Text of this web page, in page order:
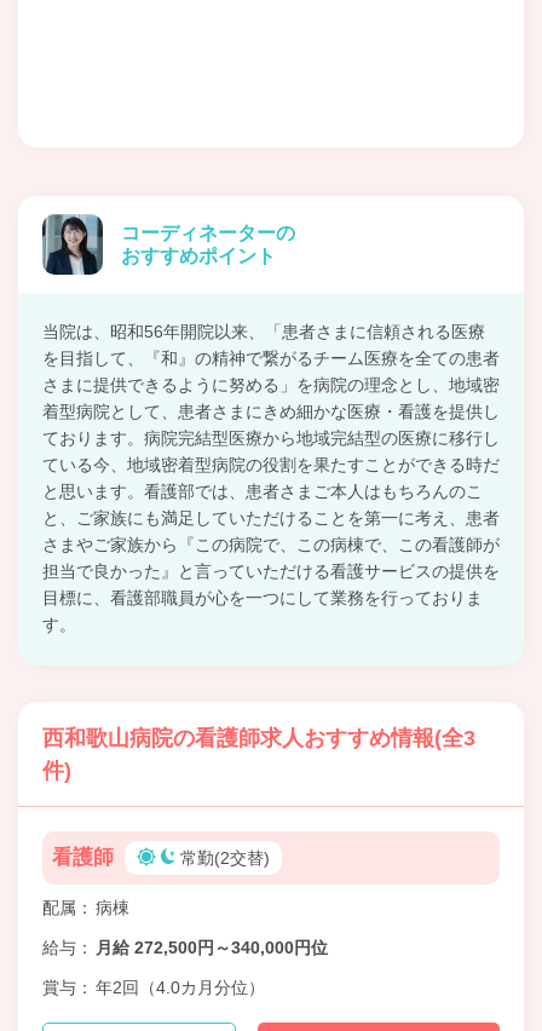
コーディネーターの
おすすめポイント
当院は、昭和56年開院以来、「患者さまに信頼される医療
を目指して、『和』の精神で繋がるチーム医療を全ての患者
さまに提供できるように努める」を病院の理念とし、地域密
着型病院として、患者さまにきめ細かな医療・看護を提供し
ております。病院完結型医療から地域完結型の医療に移行し
ている今、地域密着型病院の役割を果たすことができる時だ
と思います。看護部では、患者さまご本人はもちろんのこ
と、ご家族にも満足していただけることを第一に考え、患者
さまやご家族から『この病院で、この病棟で、この看護師が
担当で良かった』と言っていただける看護サービスの提供を
目標に、看護部職員が心を一つにして業務を行っておりま
す。
西和歌山病院の看護師求人おすすめ情報(全3
件)
看護師 常勤(2交替)
配属 病棟
給与 月給 272,500円～340,000円位
賞与 年2回（4.0カ月分位）